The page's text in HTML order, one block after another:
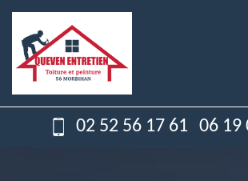
02 52 56 17 61 06 19